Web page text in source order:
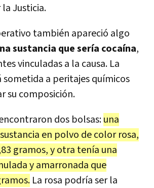
Justicia.
también apareció algo
sustancia que sería cocaína,
vinculadas a la causa. La
sometida a peritajes químicos
su composición.
dos bolsas:una
en polvo de color rosa,
gramos, y otra tenía una
y amarronada que
La rosa podría ser la